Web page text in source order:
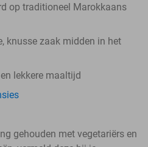
op traditioneel Marokkaans
knusse zaak midden in het
lekkere maaltijd
gehouden met vegetariërs en